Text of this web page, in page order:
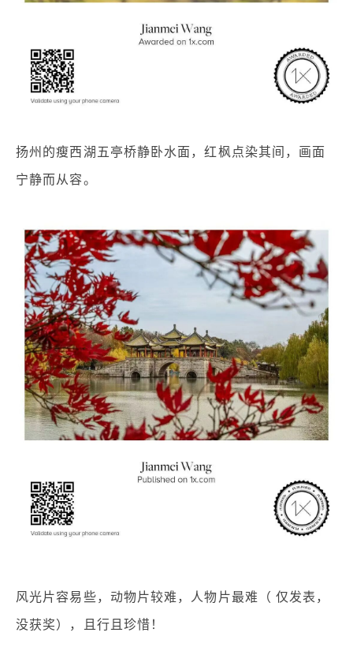
扬州的瘦西湖五亭桥静卧水面，红枫点染其间，画面
宁静而从容。
风光片容易些，动物片较难，人物片最难（ 仅发表，
没获奖），且行且珍惜！